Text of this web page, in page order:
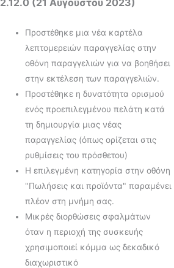
2.12.0 (21 Αυγούστου 2023)
Προστέθηκε μια νέα καρτέλα
λεπτομερειών παραγγελίας στην
οθόνη παραγγελιών για να βοηθήσει
στην εκτέλεση των παραγγελιών.
Προστέθηκε η δυνατότητα ορισμού
ενός προεπιλεγμένου πελάτη κατά
τη δημιουργία μιας νέας
παραγγελίας (όπως ορίζεται στις
ρυθμίσεις του πρόσθετου)
Η επιλεγμένη κατηγορία στην οθόνη
"Πωλήσεις και προϊόντα" παραμένει
πλέον στη μνήμη σας.
Μικρές διορθώσεις σφαλμάτων
όταν η περιοχή της συσκευής
χρησιμοποιεί κόμμα ως δεκαδικό
διαχωριστικό